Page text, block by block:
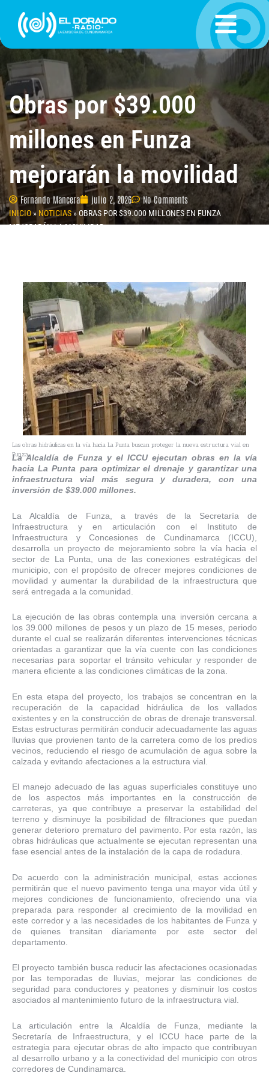
contenido
Obras por $39.000
millones en Funza
mejorarán la movilidad
Fernando Mancera julio 2, 2026 No Comments
INICIO» NOTICIAS»OBRAS POR $39.000 MILLONES EN FUNZA
MEJORARÁN LA MOVILIDAD
Las obras hidráulicas en la vía hacia La Punta buscan proteger la nueva estructura vial en
Funza.
La Alcaldía de Funza y el ICCU ejecutan obras en la vía
hacia La Punta para optimizar el drenaje y garantizar una
infraestructura vial más segura y duradera, con una
inversión de $39.000 millones.
La Alcaldía de Funza, a través de la Secretaría de
Infraestructura y en articulación con el Instituto de
Infraestructura y Concesiones de Cundinamarca (ICCU),
desarrolla un proyecto de mejoramiento sobre la vía hacia el
sector de La Punta, una de las conexiones estratégicas del
municipio, con el propósito de ofrecer mejores condiciones de
movilidad y aumentar la durabilidad de la infraestructura que
será entregada a la comunidad.
La ejecución de las obras contempla una inversión cercana a
los 39.000 millones de pesos y un plazo de 15 meses, periodo
durante el cual se realizarán diferentes intervenciones técnicas
orientadas a garantizar que la vía cuente con las condiciones
necesarias para soportar el tránsito vehicular y responder de
manera eficiente a las condiciones climáticas de la zona.
En esta etapa del proyecto, los trabajos se concentran en la
recuperación de la capacidad hidráulica de los vallados
existentes y en la construcción de obras de drenaje transversal.
Estas estructuras permitirán conducir adecuadamente las aguas
lluvias que provienen tanto de la carretera como de los predios
vecinos, reduciendo el riesgo de acumulación de agua sobre la
calzada y evitando afectaciones a la estructura vial.
El manejo adecuado de las aguas superficiales constituye uno
de los aspectos más importantes en la construcción de
carreteras, ya que contribuye a preservar la estabilidad del
terreno y disminuye la posibilidad de filtraciones que puedan
generar deterioro prematuro del pavimento. Por esta razón, las
obras hidráulicas que actualmente se ejecutan representan una
fase esencial antes de la instalación de la capa de rodadura.
De acuerdo con la administración municipal, estas acciones
permitirán que el nuevo pavimento tenga una mayor vida útil y
mejores condiciones de funcionamiento, ofreciendo una vía
preparada para responder al crecimiento de la movilidad en
este corredor y a las necesidades de los habitantes de Funza y
de quienes transitan diariamente por este sector del
departamento.
El proyecto también busca reducir las afectaciones ocasionadas
por las temporadas de lluvias, mejorar las condiciones de
seguridad para conductores y peatones y disminuir los costos
asociados al mantenimiento futuro de la infraestructura vial.
La articulación entre la Alcaldía de Funza, mediante la
Secretaría de Infraestructura, y el ICCU hace parte de la
estrategia para ejecutar obras de alto impacto que contribuyan
al desarrollo urbano y a la conectividad del municipio con otros
corredores de Cundinamarca.